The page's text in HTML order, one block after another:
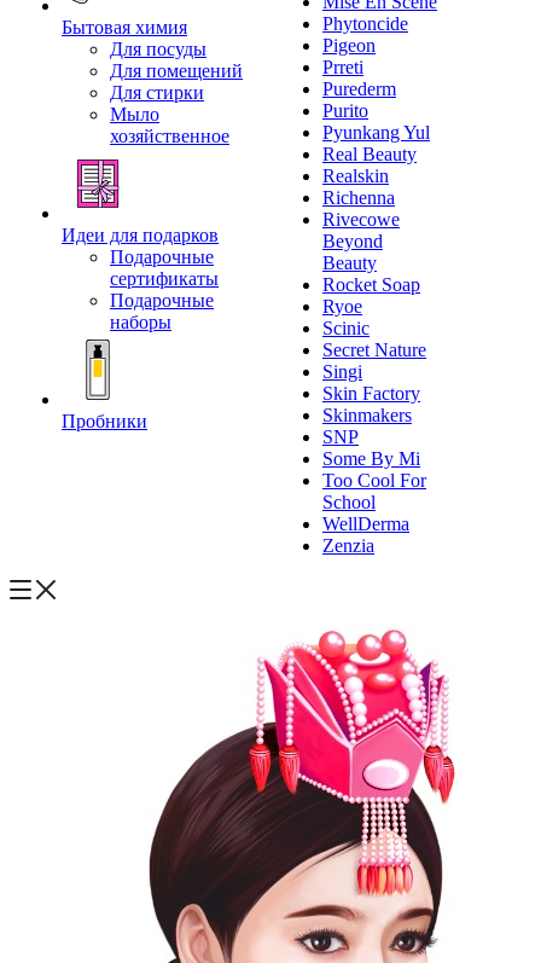
Бытовая химия
Для посуды
Для помещений
Для стирки
Мыло
хозяйственное
Идеи для подарков
Подарочные
сертификаты
Подарочные
наборы
Пробники
Phytoncide
Pigeon
Prreti
Purederm
Purito
Pyunkang Yul
Real Beauty
Realskin
Richenna
Rivecowe
Beyond
Beauty
Rocket Soap
Ryoe
Scinic
Secret Nature
Singi
Skin Factory
Skinmakers
SNP
Some By Mi
Too Cool For
School
WellDerma
Zenzia